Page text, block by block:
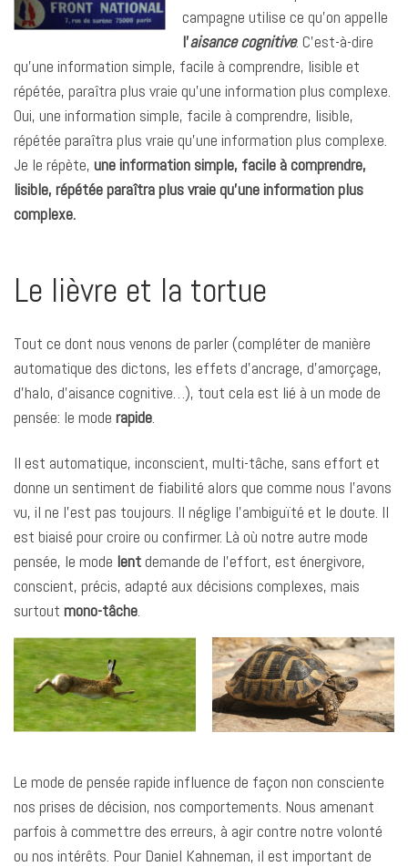
campagne utilise ce qu’on appelle
l’aisance cognitive. C’est-à-dire
qu’une information simple, facile à comprendre, lisible et
répétée, paraîtra plus vraie qu’une information plus complexe.
Oui, une information simple, facile à comprendre, lisible,
répétée paraîtra plus vraie qu’une information plus complexe.
Je le répète, une information simple, facile à comprendre,
lisible, répétée paraîtra plus vraie qu’une information plus
complexe.
Le lièvre et la tortue
Tout ce dont nous venons de parler (compléter de manière
automatique des dictons, les effets d’ancrage, d’amorçage,
d’halo, d’aisance cognitive…), tout cela est lié à un mode de
pensée: le mode rapide.
Il est automatique, inconscient, multi-tâche, sans effort et
donne un sentiment de fiabilité alors que comme nous l’avons
vu, il ne l’est pas toujours. Il néglige l’ambiguïté et le doute. Il
est biaisé pour croire ou confirmer. Là où notre autre mode
pensée, le mode lentdemande de l’effort, est énergivore,
conscient, précis, adapté aux décisions complexes, mais
surtout mono-tâche.
Le mode de pensée rapide influence de façon non consciente
nos prises de décision, nos comportements. Nous amenant
parfois à commettre des erreurs, à agir contre notre volonté
ou nos intérêts. Pour Daniel Kahneman, il est important de